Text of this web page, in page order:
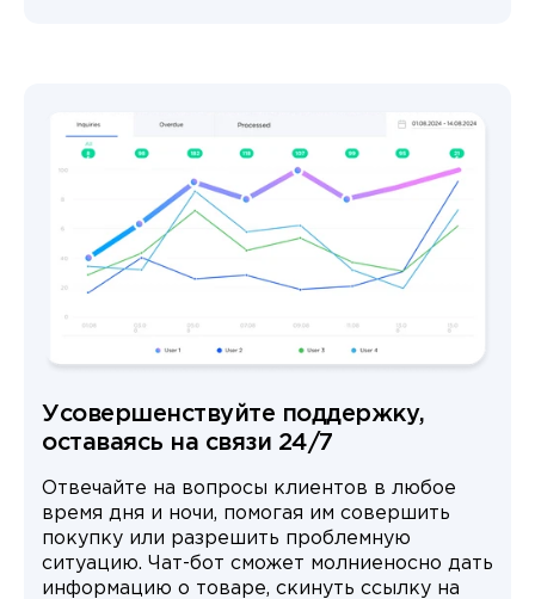
Усовершенствуйте поддержку,
оставаясь на связи 24/7
Отвечайте на вопросы клиентов в любое
время дня и ночи, помогая им совершить
покупку или разрешить проблемную
ситуацию. Чат-бот сможет молниеносно дать
информацию о товаре, скинуть ссылку на